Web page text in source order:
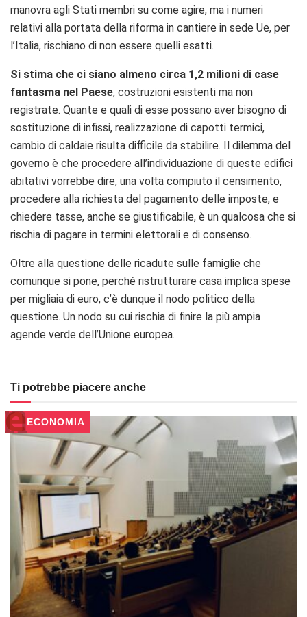
manovra agli Stati membri su come agire, ma i numeri
relativi alla portata della riforma in cantiere in sede Ue, per
l’Italia, rischiano di non essere quelli esatti.
Si stima che ci siano almeno circa 1,2 milioni di case
fantasma nel Paese, costruzioni esistenti ma non
registrate. Quante e quali di esse possano aver bisogno di
sostituzione di infissi, realizzazione di capotti termici,
cambio di caldaie risulta difficile da stabilire. Il dilemma del
governo è che procedere all’individuazione di queste edifici
abitativi vorrebbe dire, una volta compiuto il censimento,
procedere alla richiesta del pagamento delle imposte, e
chiedere tasse, anche se giustificabile, è un qualcosa che si
rischia di pagare in termini elettorali e di consenso.
Oltre alla questione delle ricadute sulle famiglie che
comunque si pone, perché ristrutturare casa implica spese
per migliaia di euro, c’è dunque il nodo politico della
questione. Un nodo su cui rischia di finire la più ampia
agende verde dell’Unione europea.
Ti potrebbe piacere anche
ECONOMIA